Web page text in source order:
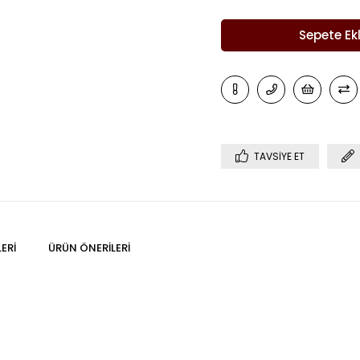
TAVSIYE ET
ÜRÜN ÖNERILERI